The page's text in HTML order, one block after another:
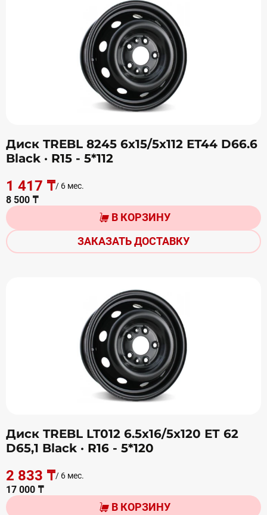
Диск TREBL 8245 6х15/5х112 ЕТ44 D66.6
Black · R15 - 5*112
1 417 ₸/ 6 мес.
8 500 ₸
В КОРЗИНУ
ЗАКАЗАТЬ ДОСТАВКУ
Диск TREBL LT012 6.5х16/5х120 ЕТ 62
D65,1 Black · R16 - 5*120
2 833 ₸/ 6 мес.
17 000 ₸
В КОРЗИНУ